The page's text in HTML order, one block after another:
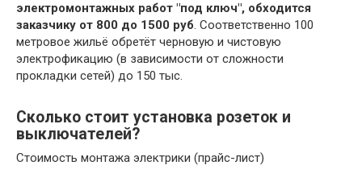
электромонтажных работ "под ключ", обходится
заказчику от 800 до 1500 руб. Соответственно 100
метровое жильё обретёт черновую и чистовую
электрофикацию (в зависимости от сложности
прокладки сетей) до 150 тыс.
Сколько стоит установка розеток и
выключателей?
Стоимость монтажа электрики (прайс-лист)